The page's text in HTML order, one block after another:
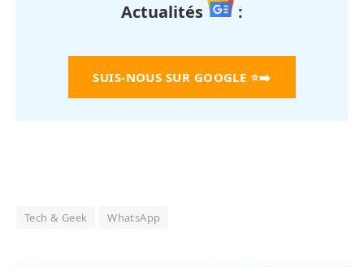
Actualités
:
SUIS-NOUS SUR GOOGLE ⭐➡️
Tech & Geek WhatsApp